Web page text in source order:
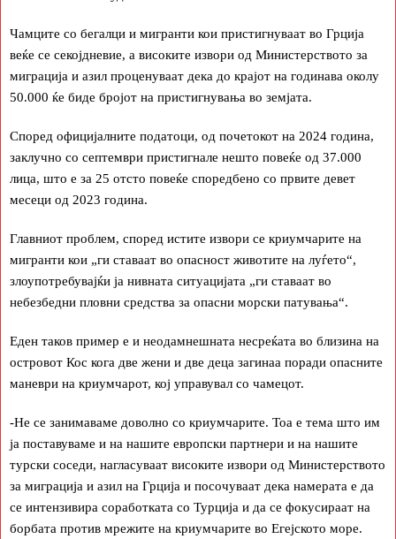
Чамците со бегалци и мигранти кои пристигнуваат во Грција
веќе се секојдневие, а високите извори од Министерството за
миграција и азил проценуваат дека до крајот на годинава околу
50.000 ќе биде бројот на пристигнувања во земјата.
Според официјалните податоци, од почетокот на 2024 година,
заклучно со септември пристигнале нешто повеќе од 37.000
лица, што е за 25 отсто повеќе споредбено со првите девет
месеци од 2023 година.
Главниот проблем, според истите извори се криумчарите на
мигранти кои „ги ставаат во опасност животите на луѓето“,
злоупотребувајќи ја нивната ситуацијата „ги ставаат во
небезбедни пловни средства за опасни морски патувања“.
Еден таков пример е и неодамнешната несреќата во близина на
островот Кос кога две жени и две деца загинаа поради опасните
маневри на криумчарот, кој управувал со чамецот.
-Не се занимаваме доволно со криумчарите. Тоа е тема што им
ја поставуваме и на нашите европски партнери и на нашите
турски соседи, нагласуваат високите извори од Министерството
за миграција и азил на Грција и посочуваат дека намерата е да
се интензивира соработката со Турција и да се фокусираат на
борбата против мрежите на криумчарите во Егејското море.